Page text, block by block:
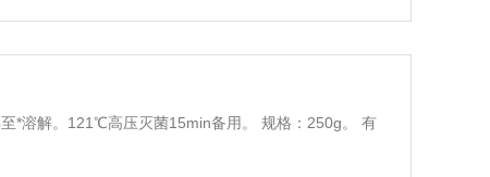
*溶解。121℃高压灭菌15min备用。 规格：250g。 有